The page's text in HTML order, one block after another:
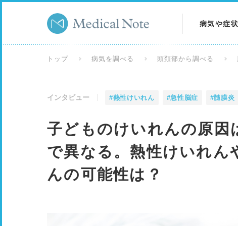
病気や症
検査を調
トップ 病気を調べる 頭頚部から調べる
インタビュー #熱性けいれん #急性脳症 #髄膜炎
子どものけいれんの原因
で異なる。熱性けいれん
んの可能性は？